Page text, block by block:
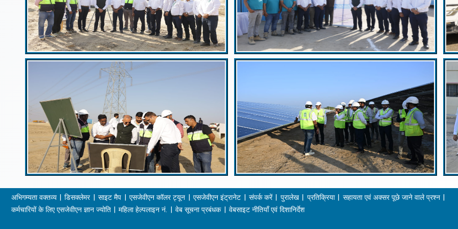
अभिगम्यता वक्तव्य डिसक्लेमर साइट मैप एसजेवीएन कॉलर ट्यून एसजेवीएन इंट्रानेट संपर्क करें पुरालेख प्रतिक्रिया
सहायता एवं अक्सर पूछे जाने वाले प्रश्न
कर्मचारियों के लिए एसजेवीएन ज्ञान ज्योति
महिला हेल्पलाइन नं. वेब सूचना प्रबंधक वेबसाइट नीतियाँ एवं दिशानिर्देश